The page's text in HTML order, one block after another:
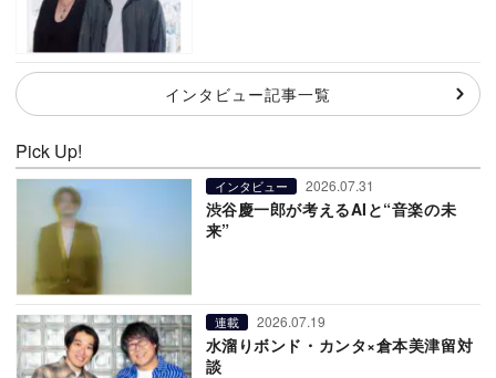
インタビュー記事一覧
Pick Up!
インタビュー 2026.07.31
渋谷慶一郎が考えるAIと“音楽の未
来”
連載 2026.07.19
水溜りボンド・カンタ×倉本美津留対
談